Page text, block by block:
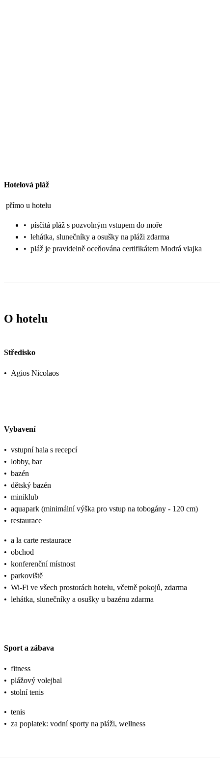
Hotelová pláž
přímo u hotelu
• písčitá pláž s pozvolným vstupem do moře
• lehátka, slunečníky a osušky na pláži zdarma
• pláž je pravidelně oceňována certifikátem Modrá vlajka
O hotelu
Středisko
• Agios Nicolaos
Vybavení
• vstupní hala s recepcí
• lobby, bar
• bazén
• dětský bazén
• miniklub
• aquapark (minimální výška pro vstup na tobogány - 120 cm)
• restaurace
• a la carte restaurace
• obchod
• konferenční místnost
• parkoviště
• Wi-Fi ve všech prostorách hotelu, včetně pokojů, zdarma
• lehátka, slunečníky a osušky u bazénu zdarma
Sport a zábava
• fitness
• plážový volejbal
• stolní tenis
• tenis
• za poplatek: vodní sporty na pláži, wellness